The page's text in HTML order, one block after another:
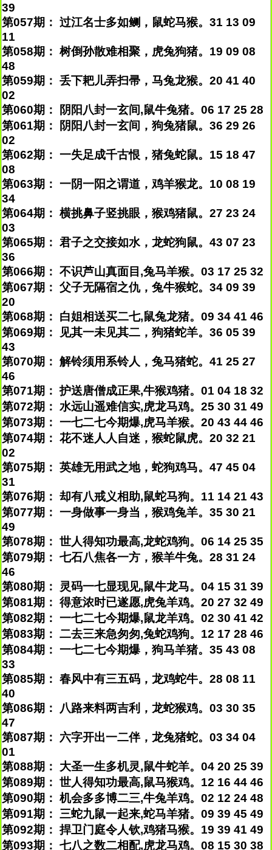
39
第057期： 过江名士多如鲗，鼠蛇马猴。31 13 09
11
第058期： 树倒孙散难相聚，虎兔狗猪。19 09 08
48
第059期： 丢下耙儿弄扫帚，马兔龙猴。20 41 40
02
第060期： 阴阳八封一玄间,鼠牛兔猪。06 17 25 28
第061期： 阴阳八封一玄间，狗兔猪鼠。36 29 26
02
第062期： 一失足成千古恨，猪兔蛇鼠。15 18 47
08
第063期： 一阴一阳之谓道，鸡羊猴龙。10 08 19
34
第064期： 横挑鼻子竖挑眼，猴鸡猪鼠。27 23 24
03
第065期： 君子之交接如水，龙蛇狗鼠。43 07 23
36
第066期： 不识芦山真面目,兔马羊猴。03 17 25 32
第067期： 父子无隔宿之仇，兔牛猴蛇。34 09 39
20
第068期： 白姐相送买二七,鼠兔龙猪。09 34 41 46
第069期： 见其一未见其二，狗猪蛇羊。36 05 39
43
第070期： 解铃须用系铃人，兔马猪蛇。41 25 27
46
第071期： 护送唐僧成正果,牛猴鸡猪。01 04 18 32
第072期： 水远山遥难信实,虎龙马鸡。25 30 31 49
第073期： 一七二七今期爆,虎马羊猴。20 43 44 46
第074期： 花不迷人人自迷，猴蛇鼠虎。20 32 21
02
第075期： 英雄无用武之地，蛇狗鸡马。47 45 04
31
第076期： 却有八戒义相助,鼠蛇马狗。11 14 21 43
第077期： 一身做事一身当，猴鸡兔羊。35 30 21
49
第078期： 世人得知功最高,龙蛇鸡狗。06 14 25 35
第079期： 七石八焦各一方，猴羊牛兔。28 31 24
46
第080期： 灵码一七显现见,鼠牛龙马。04 15 31 39
第081期： 得意浓时已遂愿,虎兔羊鸡。20 27 32 49
第082期： 一七二七今期爆,鼠龙羊鸡。02 30 41 42
第083期： 二去三来急匆匆,兔蛇鸡狗。12 17 28 46
第084期： 一七二七今期爆，狗马羊猪。35 43 08
33
第085期： 春风中有三五码，龙鸡蛇牛。28 08 11
40
第086期： 八路来料两吉利，龙蛇猴鸡。03 30 35
47
第087期： 六字开出一二伴，龙兔猪蛇。03 34 04
01
第088期： 大圣一生多机灵,鼠牛蛇羊。04 20 25 39
第089期： 世人得知功最高,鼠马猴鸡。12 16 44 46
第090期： 机会多多博二三,牛兔羊鸡。02 12 24 48
第091期： 三蛇九鼠一起来,蛇马羊猪。09 39 45 49
第092期： 捍卫门庭令人钦,鸡猪马猴。19 39 41 49
第093期： 七八之数二相配,虎龙马鸡。08 15 30 38